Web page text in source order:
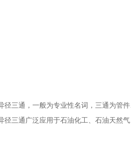
径三通，一般为专业性名词，三通为管
径三通广泛应用于石油化工、石油天然